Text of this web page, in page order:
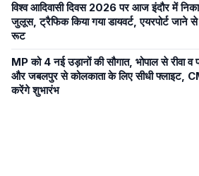
विश्व आदिवासी दिवस 2026 पर आज इंदौर में
जुलूस, ट्रैफिक किया गया डायवर्ट, एयरपोर्ट जाने
रूट
MP को 4 नई उड़ानों की सौगात, भोपाल से रीवा व
और जबलपुर से कोलकाता के लिए सीधी फ्लाइट,
करेंगे शुभारंभ